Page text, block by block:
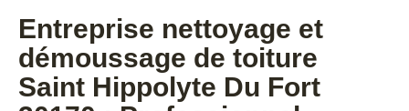
Entreprise nettoyage et
démoussage de toiture
Saint Hippolyte Du Fort